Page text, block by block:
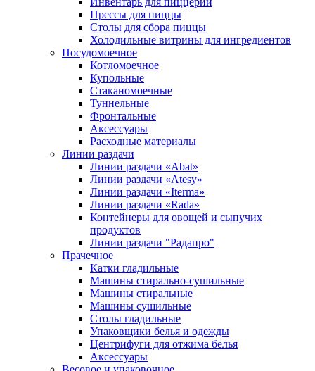
Прессы для пиццы
Столы для сбора пиццы
Холодильные витрины для ингредиентов
Посудомоечное
Котломоечное
Купольные
Стаканомоечные
Туннельные
Фронтальные
Аксессуары
Расходные материалы
Линии раздачи
Линии раздачи «Abat»
Линии раздачи «Atesy»
Линии раздачи «Iterma»
Линии раздачи «Rada»
Контейнеры для овощей и сыпучих
продуктов
Линии раздачи "Радапро"
Прачечное
Катки гладильные
Машины стирально-сушильные
Машины стиральные
Машины сушильные
Столы гладильные
Упаковщики белья и одежды
Центрифуги для отжима белья
Аксессуары